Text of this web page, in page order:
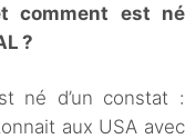
comment est né
?
né d’un constat :
aux USA avec